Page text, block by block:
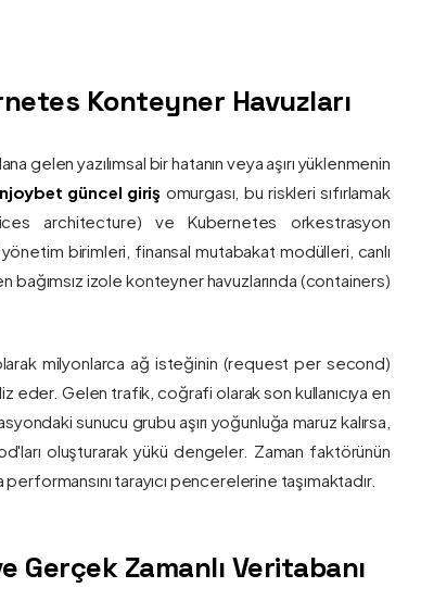
Konteyner Havuzları
gelen yazılımsal bir hatanın veya aşırı yüklenmenin
güncel giriş omurgası, bu riskleri sıfırlamak
architecture) ve Kubernetes orkestrasyon
birimleri, finansal mutabakat modülleri, canlı
bağımsız izole konteyner havuzlarında (containers)
milyonlarca ağ isteğinin (request per second)
eder. Gelen trafik, coğrafi olarak son kullanıcıya en
sunucu grubu aşırı yoğunluğa maruz kalırsa,
oluşturarak yükü dengeler. Zaman faktörünün
tarayıcı pencerelerine taşımaktadır.
Gerçek Zamanlı Veritabanı